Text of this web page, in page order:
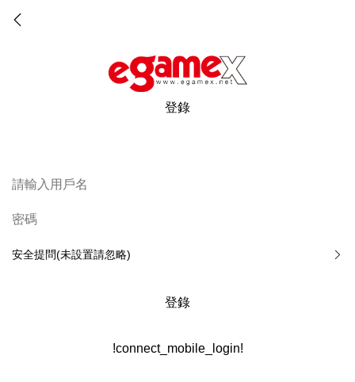
登錄
安全提問(未設置請忽略)
登錄
!connect_mobile_login!